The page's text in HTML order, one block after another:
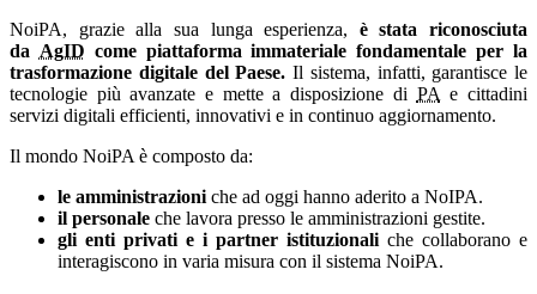
NoiPA, grazie alla sua lunga esperienza, è stata riconosciuta
da AgID come piattaforma immateriale fondamentale per la
trasformazione digitale del Paese. Il sistema, infatti, garantisce le
tecnologie più avanzate e mette a disposizione di PA e cittadini
servizi digitali efficienti, innovativi e in continuo aggiornamento.
Il mondo NoiPA è composto da:
le amministrazioni che ad oggi hanno aderito a NoIPA.
il personale che lavora presso le amministrazioni gestite.
gli enti privati e i partner istituzionali che collaborano e
interagiscono in varia misura con il sistema NoiPA.